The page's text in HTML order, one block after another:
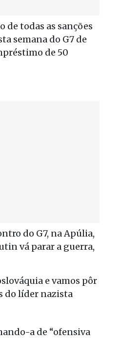
de todas as sanções
semana do G7 de
de 50
do G7, na Apúlia,
vá parar a guerra,
e vamos pôr
do líder nazista
a de “ofensiva